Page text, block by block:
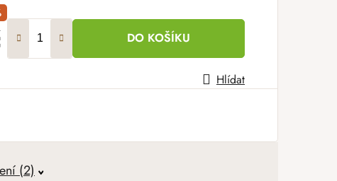
DO KOŠÍKU
Hlídat
(2)